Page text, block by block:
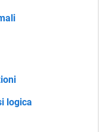
logica